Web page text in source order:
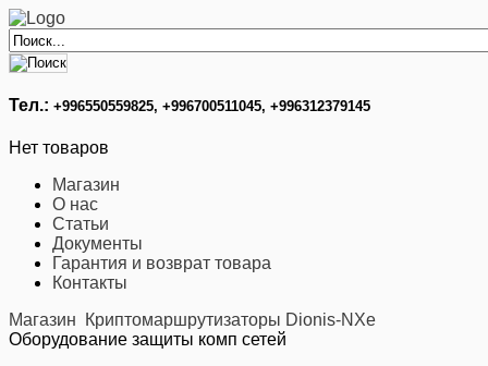
Тел.: +996550559825, +996700511045, +996312379145
Нет товаров
Магазин
О нас
Статьи
Документы
Гарантия и возврат товара
Контакты
Магазин
Криптомаршрутизаторы Dionis-NXe
Оборудование защиты комп сетей